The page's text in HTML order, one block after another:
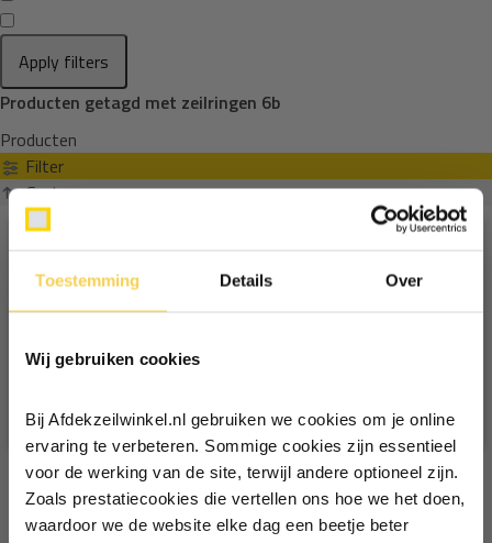
Toestemming Details Over
Wij gebruiken cookies
Bij Afdekzeilwinkel.nl gebruiken we cookies om je online
ervaring te verbeteren. Sommige cookies zijn essentieel
voor de werking van de site, terwijl andere optioneel zijn.
Zoals prestatiecookies die vertellen ons hoe we het doen,
waardoor we de website elke dag een beetje beter
Apply filters
Producten getagd met zeilringen 6b
Producten
Filter
Sorteren op
Ontvang €5,- korting!
Schrijf je in voor de nieuwsbrief en
Vul je e-mailadres in‍⁪⁪
Particulier Zakelijk